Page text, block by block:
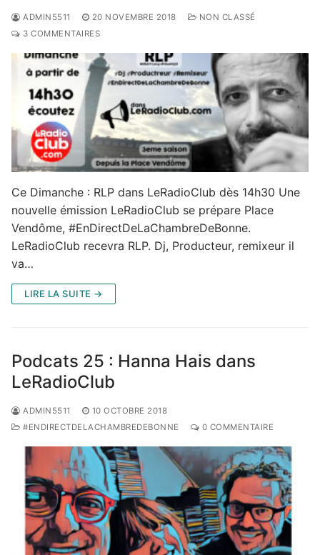
ADMIN5511 20 NOVEMBRE 2018
NON CLASSÉ
3 COMMENTAIRES
Ce Dimanche : RLP dans LeRadioClub dès 14h30 Une
nouvelle émission LeRadioClub se prépare Place
Vendôme, #EnDirectDeLaChambreDeBonne.
LeRadioClub recevra RLP. Dj, Producteur, remixeur il
va…
LIRE LA SUITE →
Podcats 25 : Hanna Hais dans
LeRadioClub
ADMIN5511
10 OCTOBRE 2018
#ENDIRECTDELACHAMBREDEBONNE
0 COMMENTAIRE